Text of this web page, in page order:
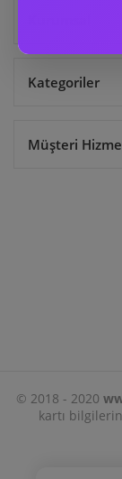
Kategoriler
Müşteri
© 2018 - 2020
kartı